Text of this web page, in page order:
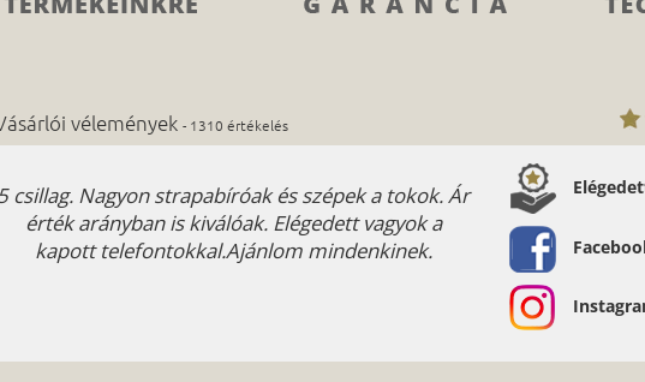
vélemények- 1310 értékelés
csillag. Nagyon strapabíróak és szépek a tokok. Ár
érték arányban is kiválóak. Elégedett vagyok a
kapott telefontokkal.Ajánlom mindenkinek.
Köszönöm